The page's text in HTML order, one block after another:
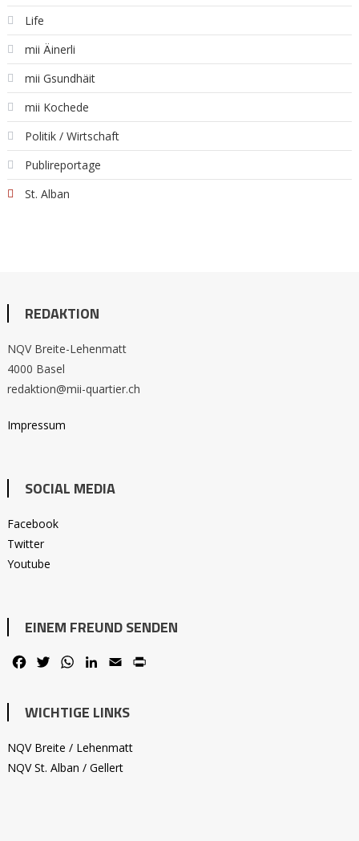
Life
mii Äinerli
mii Gsundhäit
mii Kochede
Politik / Wirtschaft
Publireportage
St. Alban
REDAKTION
NQV Breite-Lehenmatt
4000 Basel
redaktion@mii-quartier.ch
Impressum
SOCIAL MEDIA
Facebook
Twitter
Youtube
EINEM FREUND SENDEN
FacebookTwitterWhatsApp
LinkedIn
Email
WICHTIGE LINKS
NQV Breite / Lehenmatt
NQV St. Alban / Gellert